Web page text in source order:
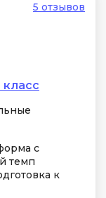
5 отзывов
с
темп
к